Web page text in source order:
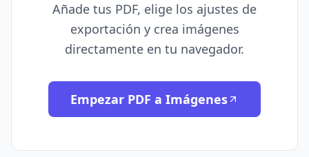
Añade tus PDF, elige los ajustes de
exportación y crea imágenes
directamente en tu navegador.
Empezar PDF a Imágenes